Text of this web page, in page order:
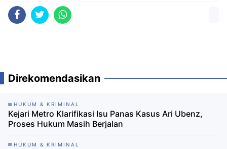
Direkomendasikan
HUKUM & KRIMINAL
Kejari Metro Klarifikasi Isu Panas Kasus Ari Ubenz,
Proses Hukum Masih Berjalan
HUKUM & KRIMINAL